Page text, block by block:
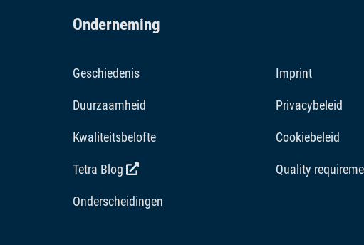
Onderneming
Geschiedenis Imprint
Duurzaamheid Privacybeleid
Kwaliteitsbelofte Cookiebeleid
Tetra Blog Quality
Onderscheidingen